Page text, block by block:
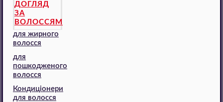
ДОГЛЯД
ЗА
ВОЛОССЯМ
для жирного
волосся
для
пошкодженого
волосся
Кондиціонери
для волосся